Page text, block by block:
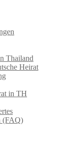
Thailand
Heirat
in TH
(FAQ)